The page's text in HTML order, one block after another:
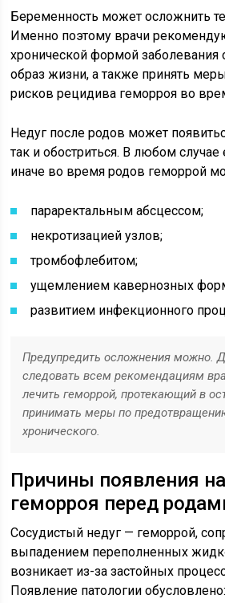
Беременность может осложнить
Именно поэтому врачи
хронической формой заболевания
образ жизни, а также принять
рисков рецидива геморроя во
Недуг после родов может
так и обостриться. В любом случае
иначе во время родов геморрой
параректальным абсцессом;
некротизацией узлов;
тромбофлебитом;
ущемлением кавернозных
развитием инфекционного
Предупредить осложнения можно.
следовать всем рекомендациям
лечить геморрой, протекающий в
принимать меры по
хронического.
Причины появления
геморроя перед
Сосудистый недуг — геморрой,
выпадением переполненных
возникает из-за застойных
Появление патологии обусловлено: